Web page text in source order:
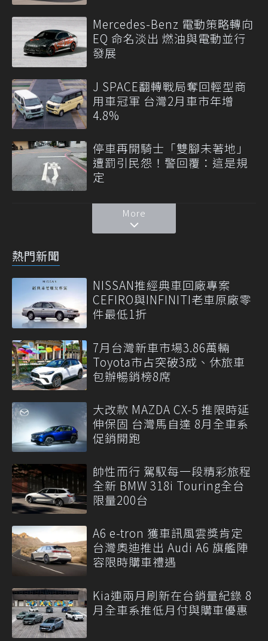
Mercedes-Benz 電動策略轉向
EQ 命名淡出 燃油與電動並行
發展
J SPACE翻轉戰局奪回輕型商
用車冠軍 台灣2月車市年增
4.8%
停車再開騎士「雙腳未著地」
遭罰引民怨！警回覆：這是規
定
More
熱門新聞
NISSAN推經典車回廠專案
CEFIRO與INFINITI老車原廠零
件最低1折
7月台灣新車市場3.86萬輛
Toyota市占突破3成、休旅車
包辦暢銷榜8席
大改款 MAZDA CX-5 推限時延
伸保固 台灣馬自達 8月全車系
促銷開跑
帥性而行 駕馭每一段精彩旅程
全新 BMW 318i Touring全台
限量200台
A6 e-tron 獲車訊風雲獎肯定
台灣奧迪推出 Audi A6 旗艦陣
容限時購車禮遇
Kia連兩月刷新在台銷量紀錄 8
月全車系推低月付與購車優惠